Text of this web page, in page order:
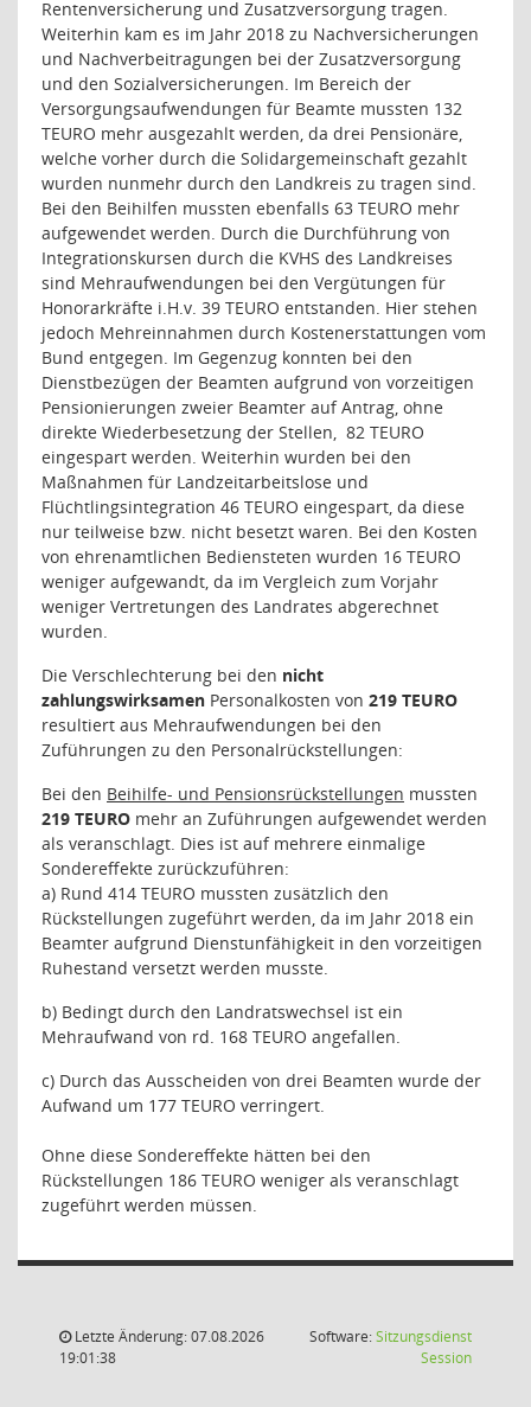
Rentenversicherung und Zusatzversorgung tragen.
Weiterhin kam es im Jahr 2018 zu Nachversicherungen
und Nachverbeitragungen bei der Zusatzversorgung
und den Sozialversicherungen. Im Bereich der
Versorgungsaufwendungen für Beamte mussten 132
TEURO mehr ausgezahlt werden, da drei Pensionäre,
welche vorher durch die Solidargemeinschaft gezahlt
wurden nunmehr durch den Landkreis zu tragen sind.
Bei den Beihilfen mussten ebenfalls 63 TEURO mehr
aufgewendet werden. Durch die Durchführung von
Integrationskursen durch die KVHS des Landkreises
sind Mehraufwendungen bei den Vergütungen für
Honorarkräfte i.H.v. 39 TEURO entstanden. Hier stehen
jedoch Mehreinnahmen durch Kostenerstattungen vom
Bund entgegen. Im Gegenzug konnten bei den
Dienstbezügen der Beamten aufgrund von vorzeitigen
Pensionierungen zweier Beamter auf Antrag, ohne
direkte Wiederbesetzung der Stellen, 82 TEURO
eingespart werden. Weiterhin wurden bei den
Maßnahmen für Landzeitarbeitslose und
Flüchtlingsintegration 46 TEURO eingespart, da diese
nur teilweise bzw. nicht besetzt waren. Bei den Kosten
von ehrenamtlichen Bediensteten wurden 16 TEURO
weniger aufgewandt, da im Vergleich zum Vorjahr
weniger Vertretungen des Landrates abgerechnet
wurden.
Die Verschlechterung bei den nicht
zahlungswirksamen Personalkosten von 219 TEURO
resultiert aus Mehraufwendungen bei den
Zuführungen zu den Personalrückstellungen:
Bei den Beihilfe- und Pensionsrückstellungen mussten
219 TEURO mehr an Zuführungen aufgewendet werden
als veranschlagt. Dies ist auf mehrere einmalige
Sondereffekte zurückzuführen:
a) Rund 414 TEURO mussten zusätzlich den
Rückstellungen zugeführt werden, da im Jahr 2018 ein
Beamter aufgrund Dienstunfähigkeit in den vorzeitigen
Ruhestand versetzt werden musste.
b) Bedingt durch den Landratswechsel ist ein
Mehraufwand von rd. 168 TEURO angefallen.
c) Durch das Ausscheiden von drei Beamten wurde der
Aufwand um 177 TEURO verringert.
Ohne diese Sondereffekte hätten bei den
Rückstellungen 186 TEURO weniger als veranschlagt
zugeführt werden müssen.
Letzte Änderung: 07.08.2026
19:01:38
Software:Sitzungsdienst
Session(Wird in